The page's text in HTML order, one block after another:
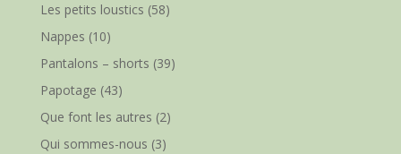
Les petits loustics (58)
Nappes (10)
Pantalons – shorts (39)
Papotage (43)
Que font les autres (2)
Qui sommes-nous (3)